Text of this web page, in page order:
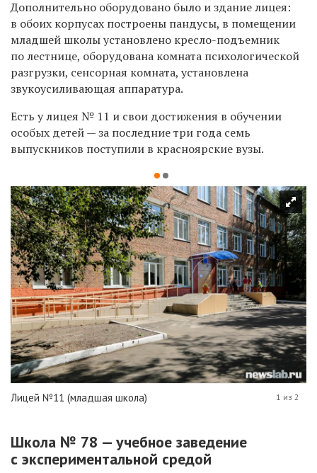
Дополнительно оборудовано было и здание лицея:
в обоих корпусах построены пандусы, в помещении
младшей школы установлено кресло-подъемник
по лестнице, оборудована комната психологической
разгрузки, сенсорная комната, установлена
звукоусиливающая аппаратура.
Есть у лицея № 11 и свои достижения в обучении
особых детей — за последние три года семь
выпускников поступили в красноярские вузы.
Лицей №11 (младшая школа) 1 из 2
Школа № 78 — учебное заведение
с экспериментальной средой